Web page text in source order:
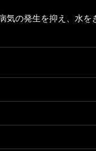
気の発生を抑え、水